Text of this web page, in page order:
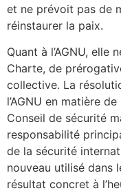
et ne prévoit pas de
réinstaurer la paix.
Quant à l’AGNU, elle
Charte, de
collective. La
l’AGNU en matière
Conseil de sécurité
responsabilité
de la sécurité
nouveau utilisé dans
résultat concret à